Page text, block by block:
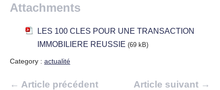
Attachments
LES 100 CLES POUR UNE TRANSACTION
IMMOBILIERE REUSSIE (69 kB)
Category : actualité
Navigation
← Article précédent Article suivant →